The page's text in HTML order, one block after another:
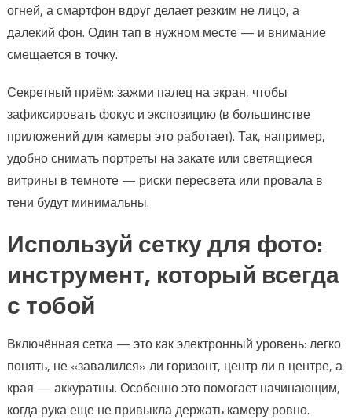
огней, а смартфон вдруг делает резким не лицо, а
далекий фон. Один тап в нужном месте — и внимание
смещается в точку.
Секретный приём: зажми палец на экран, чтобы
зафиксировать фокус и экспозицию (в большинстве
приложений для камеры это работает). Так, например,
удобно снимать портреты на закате или светящиеся
витрины в темноте — риски пересвета или провала в
тени будут минимальны.
Используй сетку для фото:
инструмент, который всегда
с тобой
Включённая сетка — это как электронный уровень: легко
понять, не «завалился» ли горизонт, центр ли в центре, а
края — аккуратны. Особенно это помогает начинающим,
когда рука еще не привыкла держать камеру ровно.